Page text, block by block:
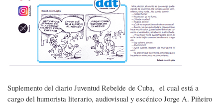
Suplemento del diario Juventud Rebelde de Cuba, el cual está a
cargo del humorista literario, audiovisual y escénico Jorge A. Piñeiro